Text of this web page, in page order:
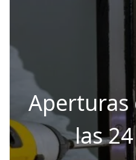
Aperturas
las